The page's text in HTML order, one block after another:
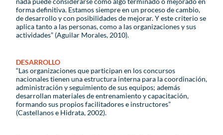
forma definitiva. Estamos siempre en un proceso de cambio,
de desarrollo y con posibilidades de mejorar. Y este criterio se
aplica tanto a las personas, como a las organizaciones y sus
actividades” (Aguilar Morales, 2010).
DESARROLLO
“Las organizaciones que participan en los concursos
nacionales tienen una estructura interna para la coordinación,
administración y seguimiento de sus equipos; además
desarrollan materiales de entrenamiento y capacitación,
formando sus propios facilitadores e instructores”
(Castellanos e Hidrata, 2002).